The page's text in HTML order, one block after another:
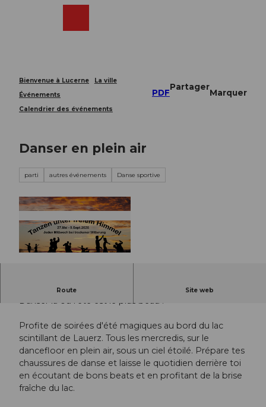
Bienvenue à Lucerne
La ville
Événements
Calendrier des événements
PDF
Partager
Marquer
Danser en plein air
parti autres événements Danse sportive
Route Site web
Magie de la danse en plein air au lac de Lauerz
Danser là où l'été est le plus beau !
Profite de soirées d'été magiques au bord du lac
scintillant de Lauerz. Tous les mercredis, sur le
dancefloor en plein air, sous un ciel étoilé. Prépare tes
chaussures de danse et laisse le quotidien derrière toi
en écoutant de bons beats et en profitant de la brise
fraîche du lac.